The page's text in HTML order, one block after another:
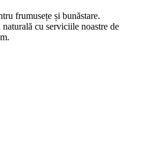
frumusețe și bunăstare.
cu serviciile noastre de